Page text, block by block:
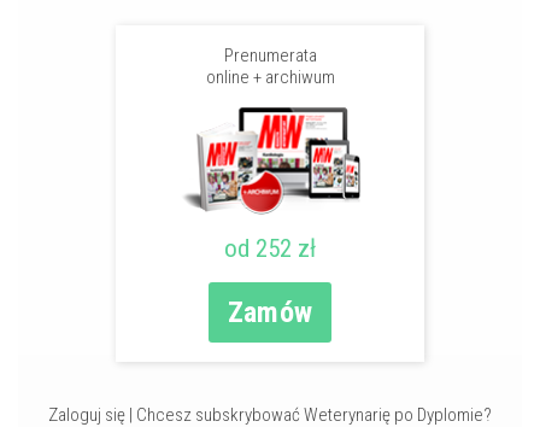
Prenumerata
online + archiwum
od 252 zł
Zamów
Zaloguj się | Chcesz subskrybować Weterynarię po Dyplomie?